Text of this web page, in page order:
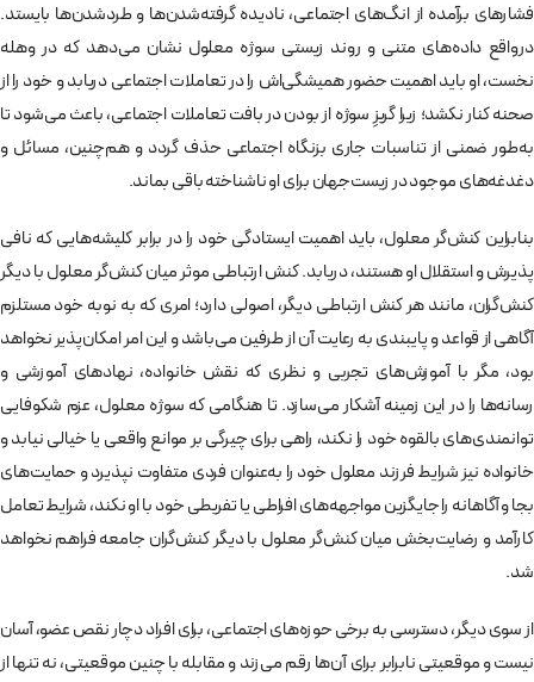
فشارهای برآمده از انگ‌های اجتماعی، نادیده گرفته‌شدن‌ها و طردشدن‌ها بایستد.
درواقع داده‌های متنی و روند زیستی سوژه معلول نشان می‌دهد که در وهله
نخست، او باید اهمیت حضور همیشگی‌اش را در تعاملات اجتماعی دریابد و خود را از
صحنه کنار نکشد؛ زیرا گریزِ سوژه از بودن در بافت تعاملات اجتماعی، باعث می‌شود تا
به‌طور ضمنی از تناسبات جاری بزنگاه اجتماعی حذف گردد و هم‌چنین، مسائل و
دغدغه‌های موجود در زیست‌جهان برای او ناشناخته باقی بماند.
بنابراین کنش‌گر معلول، باید اهمیت ایستادگی خود را در برابر کلیشه‌هایی که نافی
پذیرش و استقلال او هستند، دریابد. کنش ارتباطی موثر میان کنش‌گر معلول با دیگر
کنش‌گران، مانند هر کنش ارتباطی دیگر، اصولی دارد؛ امری که به نوبه خود مستلزم
آگاهی از قواعد و پایبندی به رعایت آن از طرفین می‌باشد و این امر امکان‌پذیر نخواهد
بود، مگر با آموزش‌های تجربی و نظری که نقش خانواده، نهادهای آموزشی و
رسانه‌ها را در این زمینه آشکار می‌سازد. تا هنگامی که سوژه معلول، عزم شکوفایی
توانمندی‌های بالقوه خود را نکند، راهی برای چیرگی بر موانع واقعی یا خیالی نیابد و
خانواده نیز شرایط فرزند معلول خود را به‌عنوان فردی متفاوت نپذیرد و حمایت‌های
بجا و آگاهانه را جایگزین مواجهه‌های افراطی یا تفریطی خود با او نکند، شرایط تعامل
کارآمد و رضایت‌بخش میان کنش‌گر معلول با دیگر کنش‌گران جامعه فراهم نخواهد
شد.
از سوی دیگر، دسترسی به برخی حوزه‌های اجتماعی، برای افراد دچار نقص عضو، آسان
نیست و موقعیتی نابرابر برای آن‌ها رقم می‌زند و مقابله با چنین موقعیتی، نه تنها از